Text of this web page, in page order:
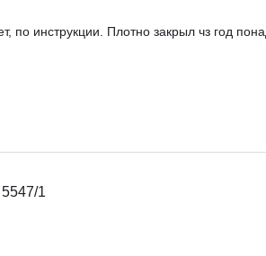
по инструкции. Плотно закрыл чз год
1